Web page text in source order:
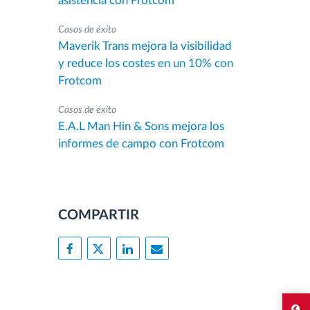
Casos de éxito
Maverik Trans mejora la visibilidad
y reduce los costes en un 10% con
Frotcom
Casos de éxito
E.A.L Man Hin & Sons mejora los
informes de campo con Frotcom
COMPARTIR